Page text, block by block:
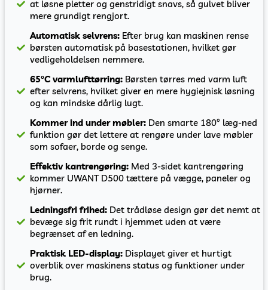
at løsne pletter og genstridigt snavs, så gulvet bliver
mere grundigt rengjort.
Automatisk selvrens: Efter brug kan maskinen rense
børsten automatisk på basestationen, hvilket gør
vedligeholdelsen nemmere.
65°C varmlufttørring: Børsten tørres med varm luft
efter selvrens, hvilket giver en mere hygiejnisk løsning
og kan mindske dårlig lugt.
Kommer ind under møbler: Den smarte 180° læg-ned
funktion gør det lettere at rengøre under lave møbler
som sofaer, borde og senge.
Effektiv kantrengøring: Med 3-sidet kantrengøring
kommer UWANT D500 tættere på vægge, paneler og
hjørner.
Ledningsfri frihed: Det trådløse design gør det nemt at
bevæge sig frit rundt i hjemmet uden at være
begrænset af en ledning.
Praktisk LED-display: Displayet giver et hurtigt
overblik over maskinens status og funktioner under
brug.